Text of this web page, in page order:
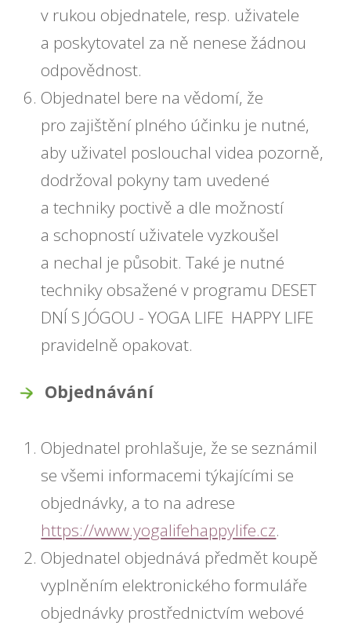
v rukou objednatele, resp. uživatele
a poskytovatel za ně nenese žádnou
odpovědnost.
Objednatel bere na vědomí, že
pro zajištění plného účinku je nutné,
aby uživatel poslouchal videa pozorně,
dodržoval pokyny tam uvedené
a techniky poctivě a dle možností
a schopností uživatele vyzkoušel
a nechal je působit. Také je nutné
techniky obsažené v programu DESET
DNÍ S JÓGOU - YOGA LIFE HAPPY LIFE
pravidelně opakovat.
Objednávání
Objednatel prohlašuje, že se seznámil
se všemi informacemi týkajícími se
objednávky, a to na adrese
https://www.yogalifehappylife.cz.
Objednatel objednává předmět koupě
vyplněním elektronického formuláře
objednávky prostřednictvím webové